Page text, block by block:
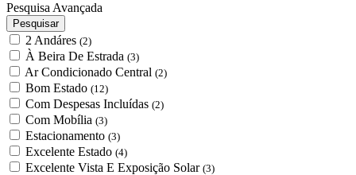
Pesquisa Avançada
Pesquisar
2 Andáres (2)
À Beira De Estrada (3)
Ar Condicionado Central (2)
Bom Estado (12)
Com Despesas Incluídas (2)
Com Mobília (3)
Estacionamento (3)
Excelente Estado (4)
Excelente Vista E Exposição Solar (3)